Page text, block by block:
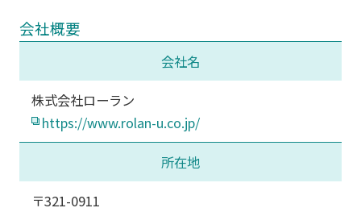
会社概要
会社名
株式会社ローラン
https://www.rolan-u.co.jp/
所在地
〒321-0911